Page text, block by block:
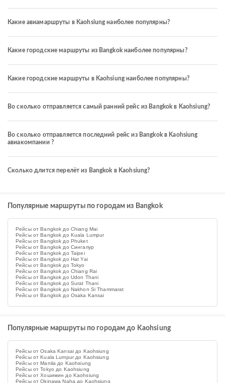
Какие авиамаршруты в Kaohsiung наиболее популярны?
Какие городские маршруты из Bangkok наиболее популярны?
Какие городские маршруты в Kaohsiung наиболее популярны?
Во сколько отправляется самый ранний рейс из Bangkok в Kaohsiung?
Во сколько отправляется последний рейс из Bangkok в Kaohsiung
авиакомпании ?
Сколько длится перелёт из Bangkok в Kaohsiung?
Популярные маршруты по городам из Bangkok
Рейсы от Bangkok до Chiang Mai
Рейсы от Bangkok до Kuala Lumpur
Рейсы от Bangkok до Phuket
Рейсы от Bangkok до Сингапур
Рейсы от Bangkok до Taipei
Рейсы от Bangkok до Hat Yai
Рейсы от Bangkok до Tokyo
Рейсы от Bangkok до Chiang Rai
Рейсы от Bangkok до Udon Thani
Рейсы от Bangkok до Surat Thani
Рейсы от Bangkok до Nakhon Si Thammarat
Рейсы от Bangkok до Osaka Kansai
Популярные маршруты по городам до Kaohsiung
Рейсы от Osaka Kansai до Kaohsiung
Рейсы от Kuala Lumpur до Kaohsiung
Рейсы от Manila до Kaohsiung
Рейсы от Tokyo до Kaohsiung
Рейсы от Хошимин до Kaohsiung
Рейсы от Okinawa Naha до Kaohsiung